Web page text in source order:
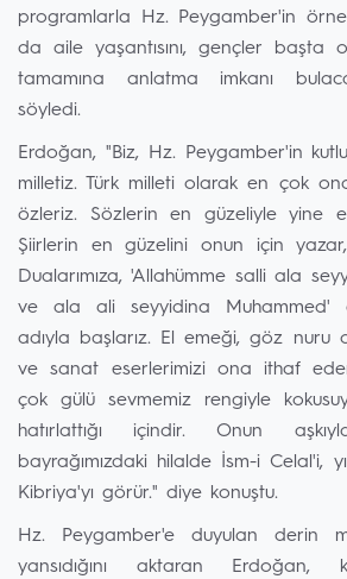
programlarla Hz. Peygamber'in
da aile yaşantısını, gençler başta
tamamına anlatma imkanı
söyledi.
Erdoğan, "Biz, Hz. Peygamber'in
milletiz. Türk milleti olarak en çok
özleriz. Sözlerin en güzeliyle yine
Şiirlerin en güzelini onun için
Dualarımıza, 'Allahümme salli ala
ve ala ali seyyidina Muhammed'
adıyla başlarız. El emeği, göz nuru
ve sanat eserlerimizi ona ithaf
çok gülü sevmemiz rengiyle
hatırlattığı içindir. Onun
bayrağımızdaki hilalde İsm-i Celal'i,
Kibriya'yı görür." diye konuştu.
Hz. Peygamber'e duyulan derin
yansıdığını aktaran Erdoğan,